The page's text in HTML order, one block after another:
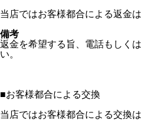
当店ではお客様都合による返金
備考
返金を希望する旨、電話もしく
い。
■お客様都合による交換
当店ではお客様都合による交換